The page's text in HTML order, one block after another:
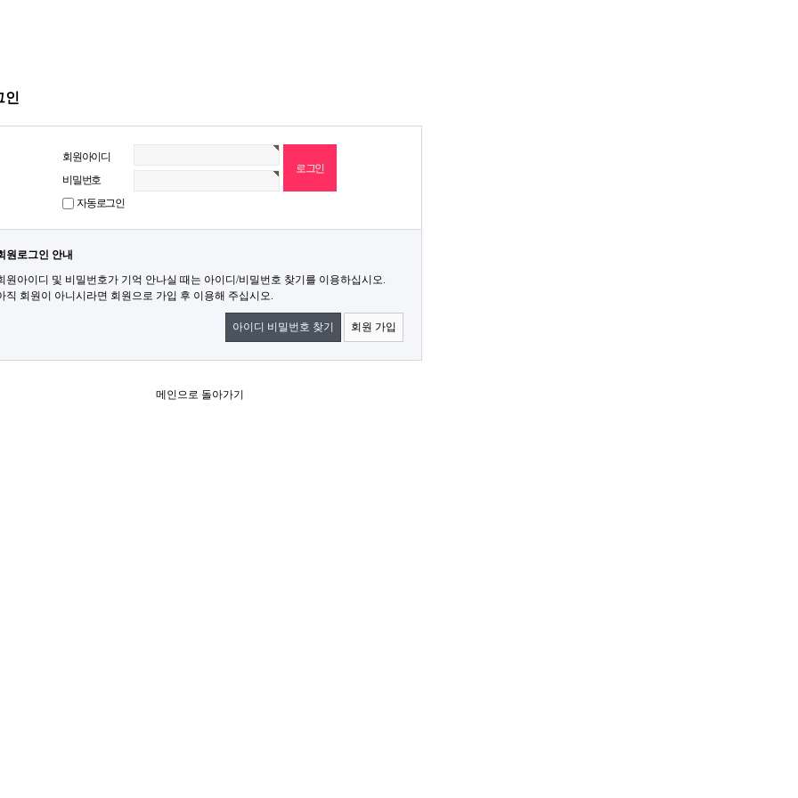
인
회원아이디
비밀번호
자동로그인
원로그인 안내
원아이디 및 비밀번호가 기억 안나실 때는 아이디/비밀번호 찾기를 이용하십시오.
직 회원이 아니시라면 회원으로 가입 후 이용해 주십시오.
아이디 비밀번호 찾기 회원 가입
메인으로 돌아가기